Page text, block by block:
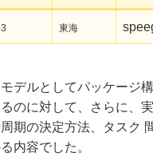
東海
デルとしてパッケージ
のに対して、さらに、
期の決定方法、タスク
内容でした。